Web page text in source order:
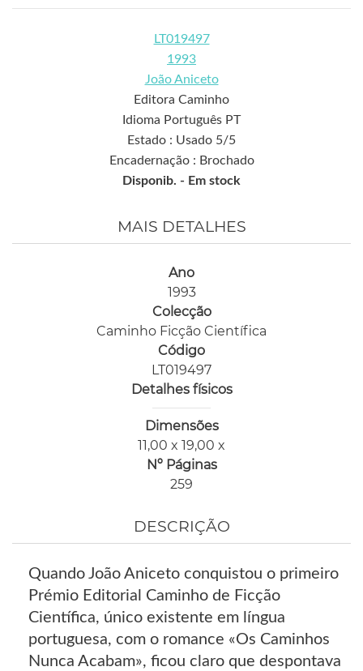
LT019497
1993
João Aniceto
Editora Caminho
Idioma Português PT
Estado : Usado 5/5
Encadernação : Brochado
Disponib. - Em stock
MAIS DETALHES
Ano
1993
Colecção
Caminho Ficção Científica
Código
LT019497
Detalhes físicos
Dimensões
11,00 x 19,00 x
Nº Páginas
259
DESCRIÇÃO
Quando João Aniceto conquistou o primeiro
Prémio Editorial Caminho de Ficção
Científica, único existente em língua
portuguesa, com o romance «Os Caminhos
Nunca Acabam», ficou claro que despontava